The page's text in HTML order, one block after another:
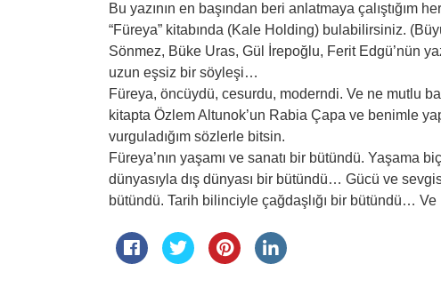
Bu yazının en başından beri anlatmaya çalıştığım
“Füreya” kitabında (Kale Holding) bulabilirsiniz.
Sönmez, Büke Uras, Gül İrepoğlu, Ferit Edgü’nün
uzun eşsiz bir söyleşi…
Füreya, öncüydü, cesurdu, moderndi. Ve ne mutlu
kitapta Özlem Altunok’un Rabia Çapa ve benimle
vurguladığım sözlerle bitsin.
Füreya’nın yaşamı ve sanatı bir bütündü.
dünyasıyla dış dünyası bir bütündü… Gücü ve
bütündü. Tarih bilinciyle çağdaşlığı bir bütündü… Ve